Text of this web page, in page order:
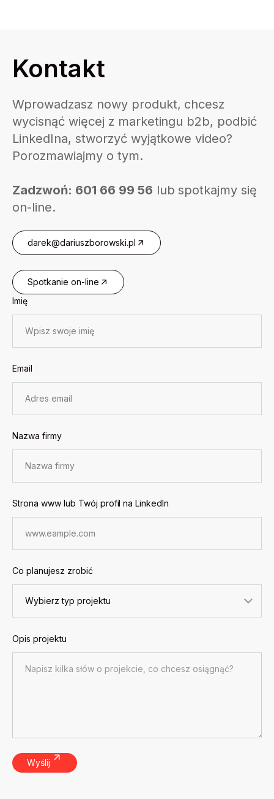
Kontakt
Wprowadzasz nowy produkt, chcesz
wycisnąć więcej z marketingu b2b, podbić
LinkedIna, stworzyć wyjątkowe video?
Porozmawiajmy o tym.
Zadzwoń: 601 66 99 56 lub spotkajmy się
on-line.
darek@dariuszborowski.pl
Spotkanie on-line
Imię
Email
Nazwa firmy
Strona www lub Twój profil na LinkedIn
Co planujesz zrobić
Opis projektu